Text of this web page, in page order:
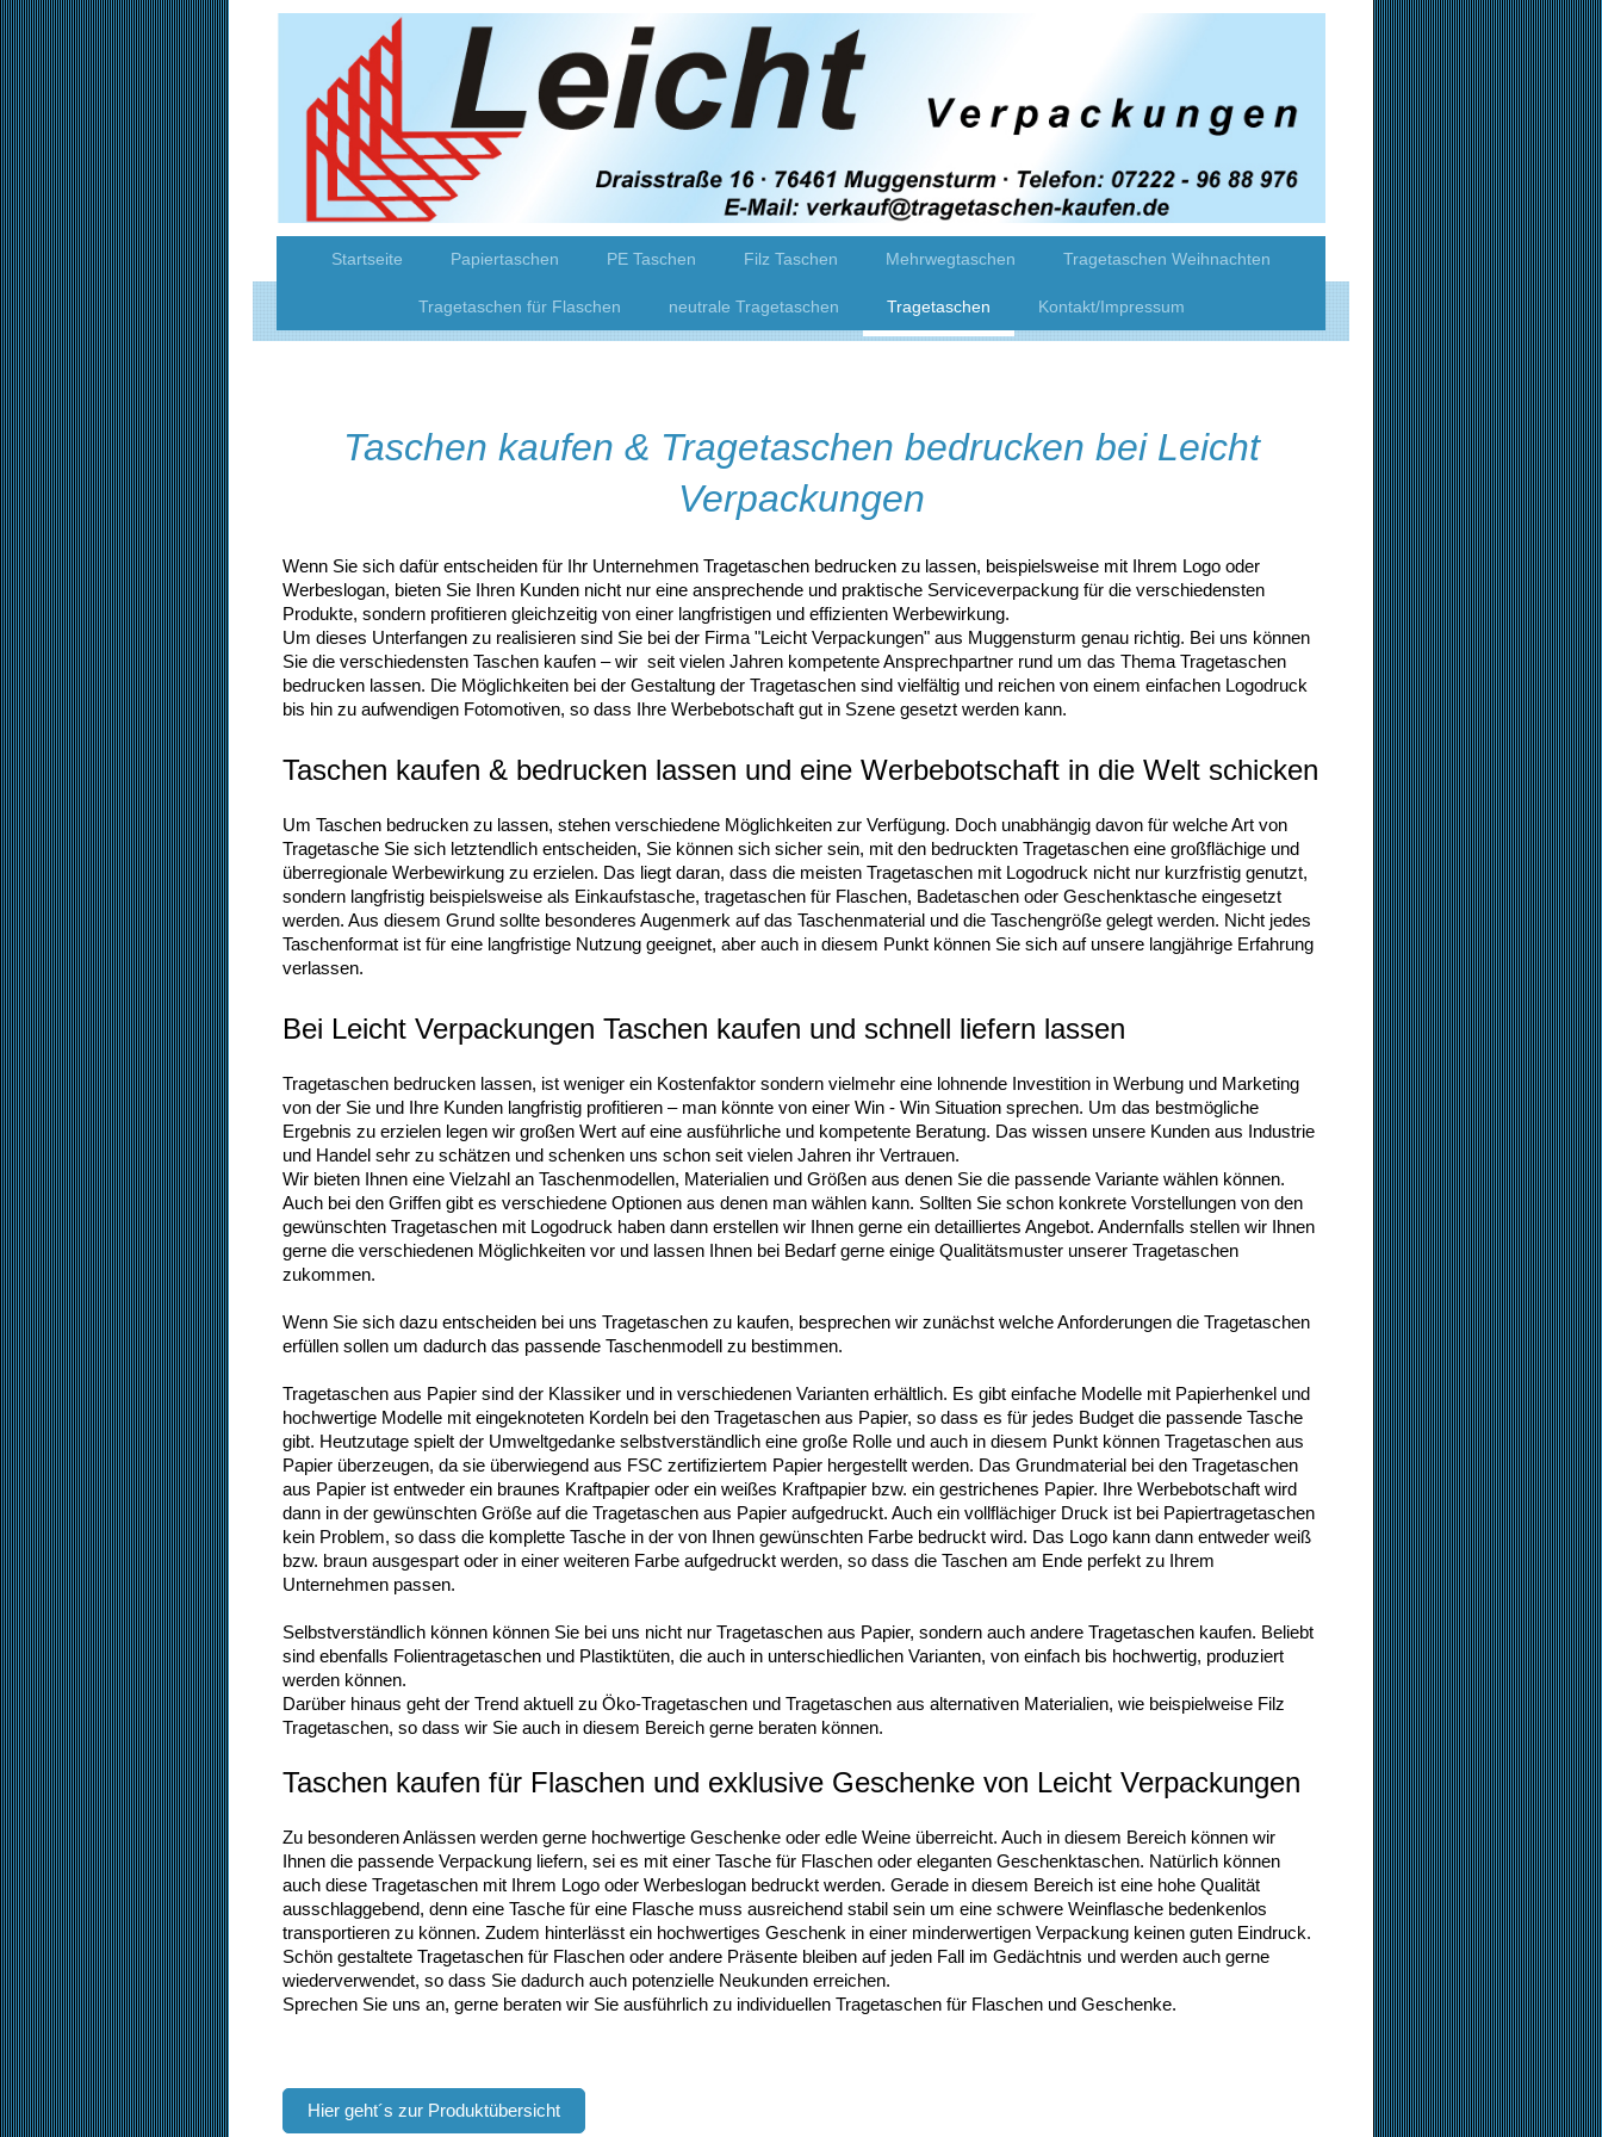
Startseite Papiertaschen PE Taschen Filz Taschen Mehrwegtaschen Tragetaschen Weihnachten
Tragetaschen für Flaschen neutrale Tragetaschen Tragetaschen Kontakt/Impressum
Taschen kaufen & Tragetaschen bedrucken bei Leicht
Verpackungen
Wenn Sie sich dafür entscheiden für Ihr Unternehmen Tragetaschen bedrucken zu lassen, beispielsweise mit Ihrem Logo oder
Werbeslogan, bieten Sie Ihren Kunden nicht nur eine ansprechende und praktische Serviceverpackung für die verschiedensten
Produkte, sondern profitieren gleichzeitig von einer langfristigen und effizienten Werbewirkung.
Um dieses Unterfangen zu realisieren sind Sie bei der Firma "Leicht Verpackungen" aus Muggensturm genau richtig. Bei uns können
Sie die verschiedensten Taschen kaufen – wir seit vielen Jahren kompetente Ansprechpartner rund um das Thema Tragetaschen
bedrucken lassen. Die Möglichkeiten bei der Gestaltung der Tragetaschen sind vielfältig und reichen von einem einfachen Logodruck
bis hin zu aufwendigen Fotomotiven, so dass Ihre Werbebotschaft gut in Szene gesetzt werden kann.
Taschen kaufen & bedrucken lassen und eine Werbebotschaft in die Welt schicken
Um Taschen bedrucken zu lassen, stehen verschiedene Möglichkeiten zur Verfügung. Doch unabhängig davon für welche Art von
Tragetasche Sie sich letztendlich entscheiden, Sie können sich sicher sein, mit den bedruckten Tragetaschen eine großflächige und
überregionale Werbewirkung zu erzielen. Das liegt daran, dass die meisten Tragetaschen mit Logodruck nicht nur kurzfristig genutzt,
sondern langfristig beispielsweise als Einkaufstasche, tragetaschen für Flaschen, Badetaschen oder Geschenktasche eingesetzt
werden. Aus diesem Grund sollte besonderes Augenmerk auf das Taschenmaterial und die Taschengröße gelegt werden. Nicht jedes
Taschenformat ist für eine langfristige Nutzung geeignet, aber auch in diesem Punkt können Sie sich auf unsere langjährige Erfahrung
verlassen.
Bei Leicht Verpackungen Taschen kaufen und schnell liefern lassen
Tragetaschen bedrucken lassen, ist weniger ein Kostenfaktor sondern vielmehr eine lohnende Investition in Werbung und Marketing
von der Sie und Ihre Kunden langfristig profitieren – man könnte von einer Win - Win Situation sprechen. Um das bestmögliche
Ergebnis zu erzielen legen wir großen Wert auf eine ausführliche und kompetente Beratung. Das wissen unsere Kunden aus Industrie
und Handel sehr zu schätzen und schenken uns schon seit vielen Jahren ihr Vertrauen.
Wir bieten Ihnen eine Vielzahl an Taschenmodellen, Materialien und Größen aus denen Sie die passende Variante wählen können.
Auch bei den Griffen gibt es verschiedene Optionen aus denen man wählen kann. Sollten Sie schon konkrete Vorstellungen von den
gewünschten Tragetaschen mit Logodruck haben dann erstellen wir Ihnen gerne ein detailliertes Angebot. Andernfalls stellen wir Ihnen
gerne die verschiedenen Möglichkeiten vor und lassen Ihnen bei Bedarf gerne einige Qualitätsmuster unserer Tragetaschen
zukommen.
Wenn Sie sich dazu entscheiden bei uns Tragetaschen zu kaufen, besprechen wir zunächst welche Anforderungen die Tragetaschen
erfüllen sollen um dadurch das passende Taschenmodell zu bestimmen.
Tragetaschen aus Papier sind der Klassiker und in verschiedenen Varianten erhältlich. Es gibt einfache Modelle mit Papierhenkel und
hochwertige Modelle mit eingeknoteten Kordeln bei den Tragetaschen aus Papier, so dass es für jedes Budget die passende Tasche
gibt. Heutzutage spielt der Umweltgedanke selbstverständlich eine große Rolle und auch in diesem Punkt können Tragetaschen aus
Papier überzeugen, da sie überwiegend aus FSC zertifiziertem Papier hergestellt werden. Das Grundmaterial bei den Tragetaschen
aus Papier ist entweder ein braunes Kraftpapier oder ein weißes Kraftpapier bzw. ein gestrichenes Papier. Ihre Werbebotschaft wird
dann in der gewünschten Größe auf die Tragetaschen aus Papier aufgedruckt. Auch ein vollflächiger Druck ist bei Papiertragetaschen
kein Problem, so dass die komplette Tasche in der von Ihnen gewünschten Farbe bedruckt wird. Das Logo kann dann entweder weiß
bzw. braun ausgespart oder in einer weiteren Farbe aufgedruckt werden, so dass die Taschen am Ende perfekt zu Ihrem
Unternehmen passen.
Selbstverständlich können können Sie bei uns nicht nur Tragetaschen aus Papier, sondern auch andere Tragetaschen kaufen. Beliebt
sind ebenfalls Folientragetaschen und Plastiktüten, die auch in unterschiedlichen Varianten, von einfach bis hochwertig, produziert
werden können.
Darüber hinaus geht der Trend aktuell zu Öko-Tragetaschen und Tragetaschen aus alternativen Materialien, wie beispielweise Filz
Tragetaschen, so dass wir Sie auch in diesem Bereich gerne beraten können.
Taschen kaufen für Flaschen und exklusive Geschenke von Leicht Verpackungen
Zu besonderen Anlässen werden gerne hochwertige Geschenke oder edle Weine überreicht. Auch in diesem Bereich können wir
Ihnen die passende Verpackung liefern, sei es mit einer Tasche für Flaschen oder eleganten Geschenktaschen. Natürlich können
auch diese Tragetaschen mit Ihrem Logo oder Werbeslogan bedruckt werden. Gerade in diesem Bereich ist eine hohe Qualität
ausschlaggebend, denn eine Tasche für eine Flasche muss ausreichend stabil sein um eine schwere Weinflasche bedenkenlos
transportieren zu können. Zudem hinterlässt ein hochwertiges Geschenk in einer minderwertigen Verpackung keinen guten Eindruck.
Schön gestaltete Tragetaschen für Flaschen oder andere Präsente bleiben auf jeden Fall im Gedächtnis und werden auch gerne
wiederverwendet, so dass Sie dadurch auch potenzielle Neukunden erreichen.
Sprechen Sie uns an, gerne beraten wir Sie ausführlich zu individuellen Tragetaschen für Flaschen und Geschenke.
Hier geht´s zur Produktübersicht